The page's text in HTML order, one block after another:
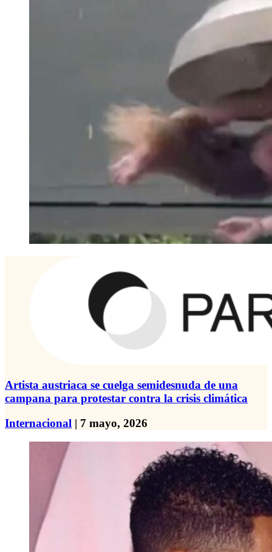
Artista austriaca se cuelga semidesnuda de una
campana para protestar contra la crisis climática
Internacional | 7 mayo, 2026